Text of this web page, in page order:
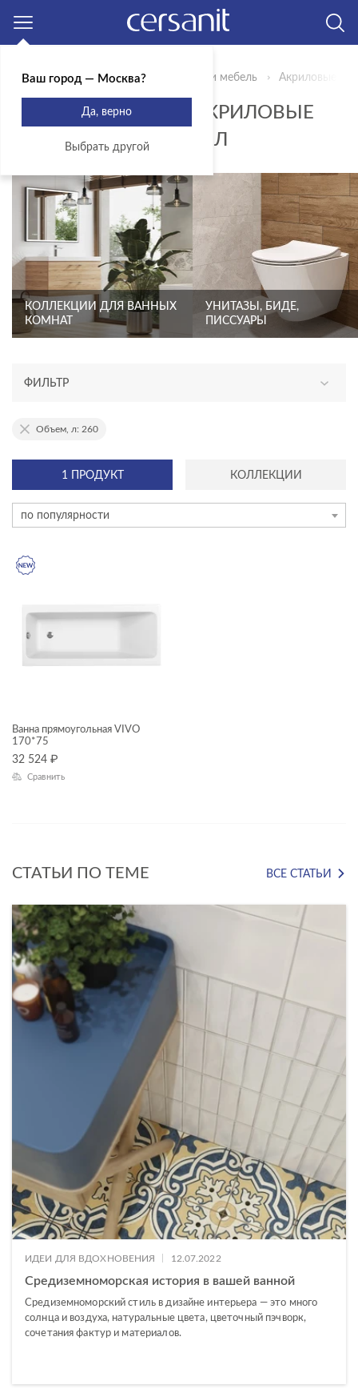
Главная Продукты Сантехника и мебель Акриловые
ПРЯМОУГОЛЬНЫЕ АКРИЛОВЫЕ
ВАННЫ - ОБЪЕМ 250 Л
КОЛЛЕКЦИИ ДЛЯ ВАННЫХ
КОМНАТ
УНИТАЗЫ, БИДЕ,
ПИССУАРЫ
ФИЛЬТР
АССОРТИМЕНТ
эксклюзив
ТИП ПРОДУКТА
Длина, см
Глубина, см
—
ЦВЕТ
VIVO
CREA
LARA
LORENA
NIKE
ОСОБЕННОСТИ ВАННЫ
МАТЕРИАЛ
1 ПРОДУКТ КОЛЛЕКЦИИ
по популярности
Объем, л: 260
Ванна прямоугольная VIVO
170*75
32 524 ₽
Сравнить
СТАТЬИ ПО ТЕМЕ ВСЕ СТАТЬИ
ИДЕИ ДЛЯ ВДОХНОВЕНИЯ 12.07.2022
Средиземноморская история в вашей ванной
Средиземноморский стиль в дизайне интерьера — это много
солнца и воздуха, натуральные цвета, цветочный пэчворк,
сочетания фактур и материалов.
Ваш город — Москва?
Да, верно
Выбрать другой